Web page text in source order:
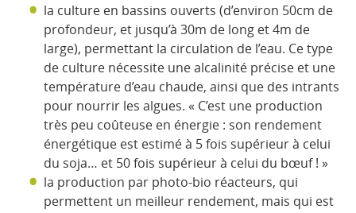
la culture en bassins ouverts (d’environ 50cm de
profondeur, et jusqu’à 30m de long et 4m de
large), permettant la circulation de l’eau. Ce type
de culture nécessite une alcalinité précise et une
température d’eau chaude, ainsi que des intrants
pour nourrir les algues. « C’est une production
très peu coûteuse en énergie : son rendement
énergétique est estimé à 5 fois supérieur à celui
du soja… et 50 fois supérieur à celui du bœuf ! »
la production par photo-bio réacteurs, qui
permettent un meilleur rendement, mais qui est